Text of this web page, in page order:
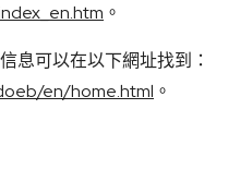
。
息可以在以下網址找到：
en/home.html 。